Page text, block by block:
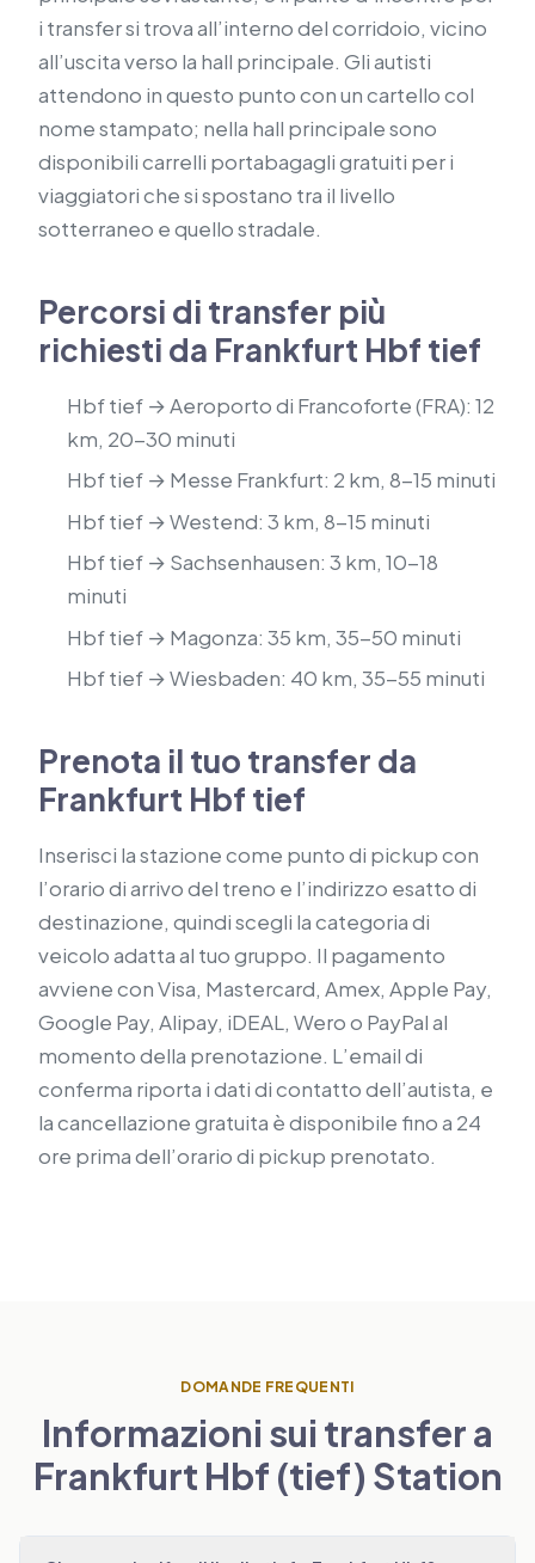
i transfer si trova all’interno del corridoio, vicino
all’uscita verso la hall principale. Gli autisti
attendono in questo punto con un cartello col
nome stampato; nella hall principale sono
disponibili carrelli portabagagli gratuiti per i
viaggiatori che si spostano tra il livello
sotterraneo e quello stradale.
Percorsi di transfer più
richiesti da Frankfurt Hbf tief
Hbf tief → Aeroporto di Francoforte (FRA): 12
km, 20-30 minuti
Hbf tief → Messe Frankfurt: 2 km, 8-15 minuti
Hbf tief → Westend: 3 km, 8-15 minuti
Hbf tief → Sachsenhausen: 3 km, 10-18
minuti
Hbf tief → Magonza: 35 km, 35-50 minuti
Hbf tief → Wiesbaden: 40 km, 35-55 minuti
Prenota il tuo transfer da
Frankfurt Hbf tief
Inserisci la stazione come punto di pickup con
l’orario di arrivo del treno e l’indirizzo esatto di
destinazione, quindi scegli la categoria di
veicolo adatta al tuo gruppo. Il pagamento
avviene con Visa, Mastercard, Amex, Apple Pay,
Google Pay, Alipay, iDEAL, Wero o PayPal al
momento della prenotazione. L’email di
conferma riporta i dati di contatto dell’autista, e
la cancellazione gratuita è disponibile fino a 24
ore prima dell’orario di pickup prenotato.
DOMANDE FREQUENTI
Informazioni sui transfer a
Frankfurt Hbf (tief) Station